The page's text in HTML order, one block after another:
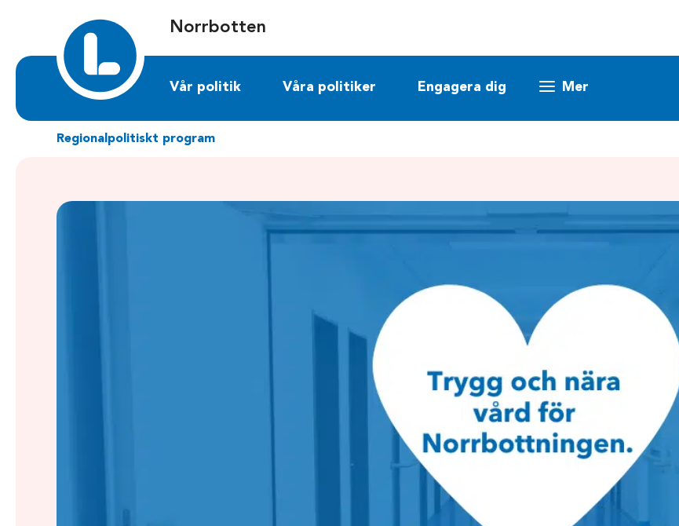
Norrbotten
Vår politik Våra politiker Engagera dig Mer
Regionalpolitiskt program